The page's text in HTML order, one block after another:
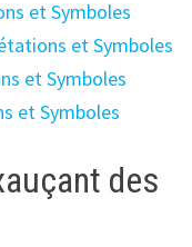
et Symboles
et Symboles
et Symboles
et Symboles
des